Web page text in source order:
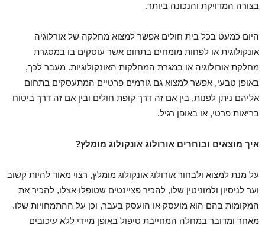
בצורה המדויקת והנכונה ביותר.
היום כמעט בכל בית חולים אפשר למצוא מחלקה של אורלוגיה
אונקולוגית או לפחות מומחים בתחום אשר עוסקים בו במסגרת
מחלקת אורולוגיה או במגרת המחלקות האונקולוגיות. מעבר לכך,
באופן טבעי, אפשר למצוא גם גורמים פרטיים המתעסקים בתחום
אליהם ניתן לפנות, בין אם זה דרך קופת חולים ובין אם זה דרך ביטוח
בריאות פרטי, או באופן רגיל.
איך מוצאים ובוחרים אורולוג אונקולוג מומלץ?
על מנת למצוא ולבחור אורולוג אונקולוג מומלץ, רצוי מאוד להיות קשוב
וער לניסיון ולמוניטין שלו, להכיר פציינטים שטופלו אצלו, להכיר את
המקומות בהם הוא מועסק או הועסק בעבר, וכן על ההתמחויות שלו.
מאחר ומדובר במחלה המחייבת טיפול באופן מיידי ללא עיכובים